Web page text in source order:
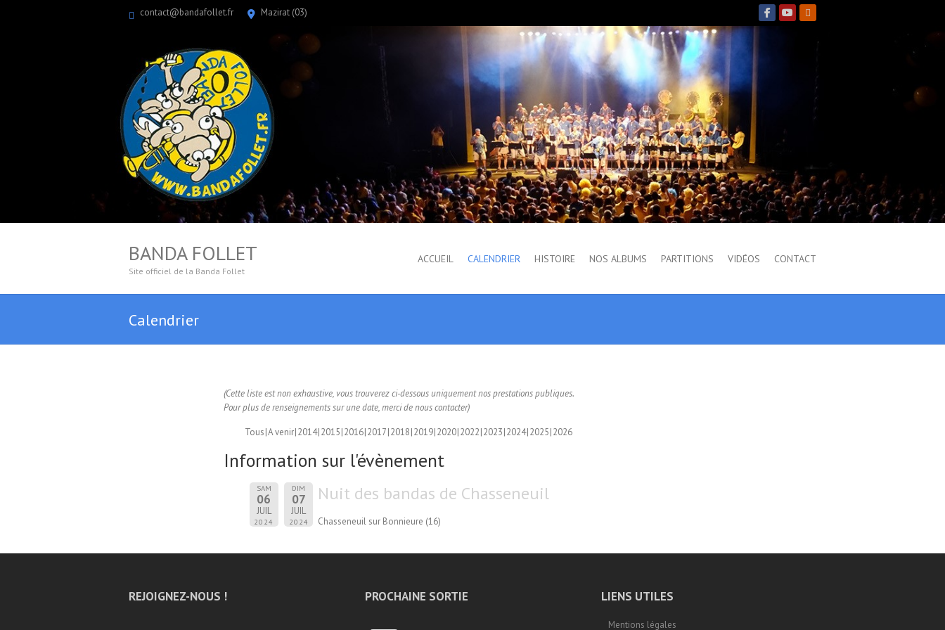
contact@bandafollet.fr Mazirat (03)
BANDA FOLLET
Site officiel de la Banda Follet
ACCUEIL CALENDRIER HISTOIRE NOS ALBUMS PARTITIONS VIDÉOS CONTACT
Calendrier
(Cette liste est non exhaustive, vous trouverez ci-dessous uniquement nos prestations publiques.
Pour plus de renseignements sur une date, merci de nous contacter)
Tous A venir 2014 2015 2016 2017 2018 2019 2020 2022 2023 2024 2025 2026
Information sur l'évènement
SAM
06
JUIL
2024
DIM
07
JUIL
2024
Nuit des bandas de Chasseneuil
Chasseneuil sur Bonnieure (16)
REJOIGNEZ-NOUS ! PROCHAINE SORTIE LIENS UTILES
Mentions légales